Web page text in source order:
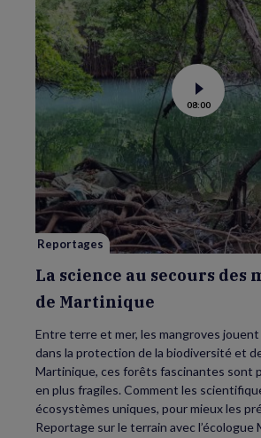
Voir
la
vidéo
de
La
science
au
secours
des
mangroves
de
Martinique
08:00
Reportages
La science au secours des
de Martinique
Entre terre et mer, les mangroves
dans la protection de la biodiversité et
Martinique, ces forêts fascinantes sont
en plus fragiles. Comment les
écosystèmes uniques, pour mieux les
Reportage sur le terrain avec l’écologue